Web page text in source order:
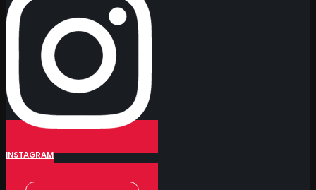
INSTAGRAM